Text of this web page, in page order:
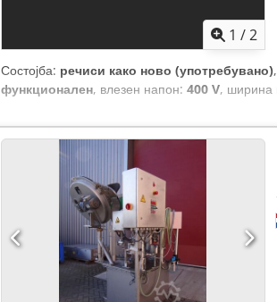
1 /2
Состојба: речиси како ново (употребувано)
функционален, влезен напон: 400 V, ширина